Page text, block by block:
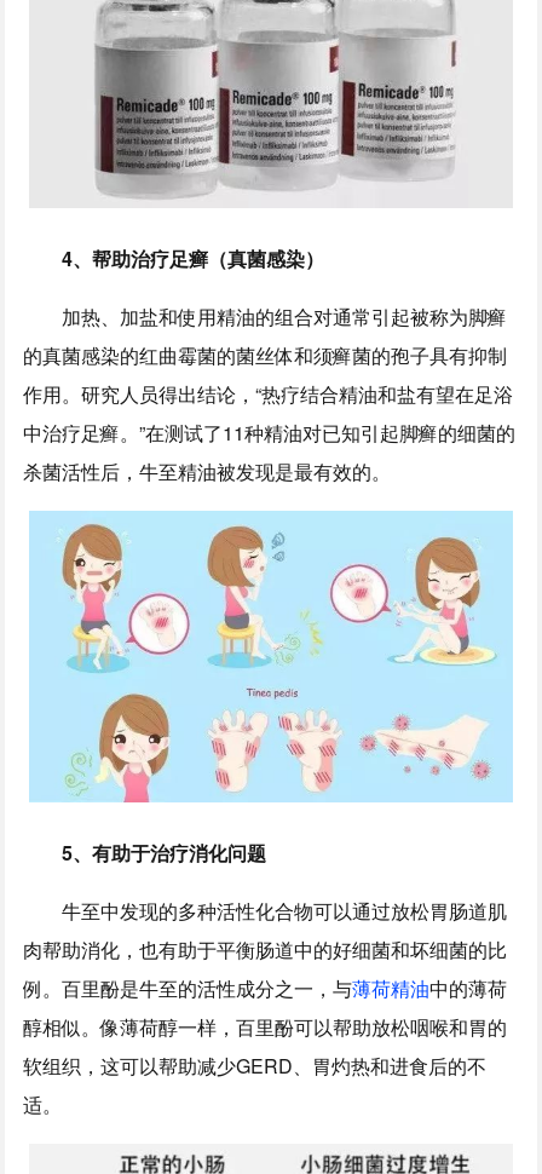
4、帮助治疗足癣（真菌感染）
加热、加盐和使用精油的组合对通常引起被称为脚癣
的真菌感染的红曲霉菌的菌丝体和须癣菌的孢子具有抑制
作用。研究人员得出结论，“热疗结合精油和盐有望在足浴
中治疗足癣。”在测试了11种精油对已知引起脚癣的细菌的
杀菌活性后，牛至精油被发现是最有效的。
5、有助于治疗消化问题
牛至中发现的多种活性化合物可以通过放松胃肠道肌
肉帮助消化，也有助于平衡肠道中的好细菌和坏细菌的比
例。百里酚是牛至的活性成分之一，与薄荷精油中的薄荷
醇相似。像薄荷醇一样，百里酚可以帮助放松咽喉和胃的
软组织，这可以帮助减少GERD、胃灼热和进食后的不
适。